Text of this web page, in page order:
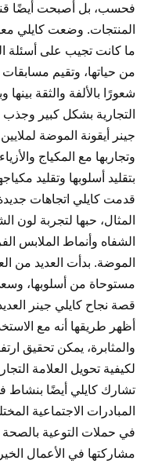
فحسب، بل أصبحت أيضًا
المنتجات. وضعت كايلي
ما كانت تجيب على
من حياتها، وتقيم
شعورًا بالألفة والثقة
التجارية بشكل كبير
جينر أيقونة الموضة
وتجاربها مع المكياج
بتقليد أسلوبها وتقليد
قدمت كايلي اتجاهات
المثال، حبها لتجربة لون
الشفاه وأنماط الملابس
الموضة. بدأت العديد من
مستوحاة من أسلوبها،
قصة نجاح كايلي جينر
أظهر طريقها أنه مع
والمثابرة، يمكن تحقيق
لكيفية تحويل العلامة
تشارك كايلي أيضًا بنشاط
المبادرات الاجتماعية
في حملات التوعية بالصحة
مشاركتها في الأعمال